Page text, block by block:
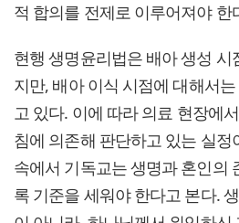
적 합의를 전제로 이루어져야 한
현행 생명윤리법은 배아 생성
지만, 배아 이식 시점에 대해서
고 있다. 이에 따라 의료 현장에
침에 의존해 판단하고 있는 실정
속에서 기독교는 생명과 혼인의
록 기준을 세워야 한다고 본다.